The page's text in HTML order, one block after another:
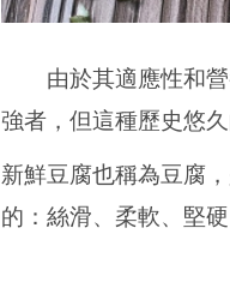
由於其適應性和營
強者，但這種歷史悠
新鮮豆腐也稱為豆腐
的：絲滑、柔軟、堅硬